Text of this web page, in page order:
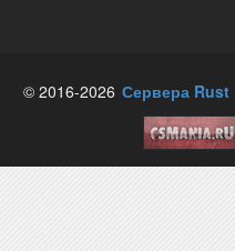
© 2016-2026 Сервера Rust